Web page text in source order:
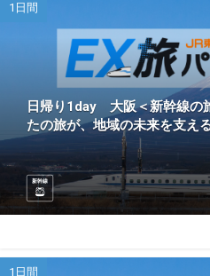
1日間
日帰り1day 大阪＜新幹線の
たの旅が、地域の未来を支え
新幹線
1日間